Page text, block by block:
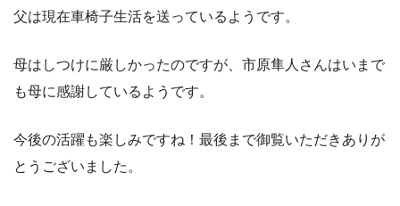
父は現在車椅子生活を送っているようです。
母はしつけに厳しかったのですが、市原隼人さんはいまで
も母に感謝しているようです。
今後の活躍も楽しみですね！最後まで御覧いただきありが
とうございました。